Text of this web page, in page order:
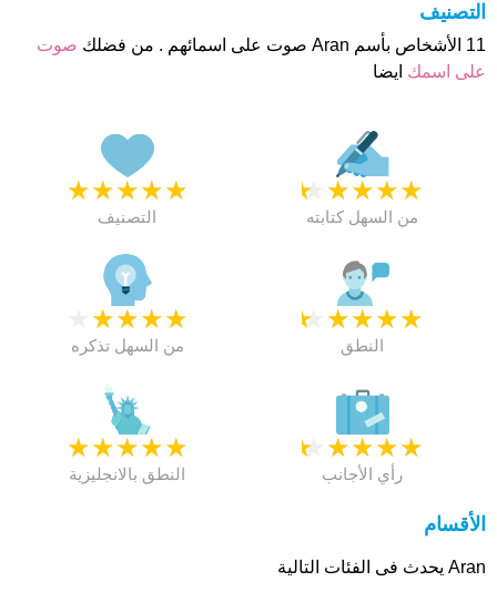
التصنيف
11 الأشخاص بأسم Aran صوت على اسمائهم . من فضلك
صوت
على اسمك ايضا
★
★
★
★
★
التصنيف
★
★
★
★
★
من السهل كتابته
★
★
★
★
من السهل تذكره
★
★
★
★
★
النطق
★
★
★
★
★
النطق بالانجليزية
★
★
★
★
★
رأي الأجانب
الأقسام
Aran يحدث فى الفئات التالية